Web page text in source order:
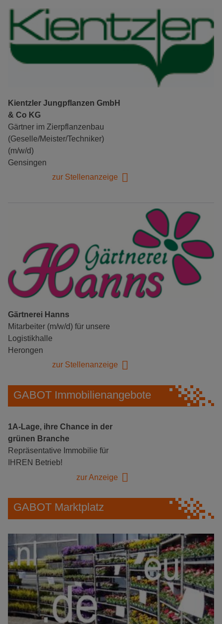
Kientzler Jungpflanzen GmbH
& Co KG
Gärtner im Zierpflanzenbau
(Geselle/Meister/Techniker)
(m/w/d)
Gensingen
zur Stellenanzeige
Gärtnerei Hanns
Mitarbeiter (m/w/d) für unsere
Logistikhalle
Herongen
zur Stellenanzeige
GABOT Immobilienangebote
1A-Lage, ihre Chance in der
grünen Branche
Repräsentative Immobilie für
IHREN Betrieb!
zur Anzeige
GABOT Marktplatz